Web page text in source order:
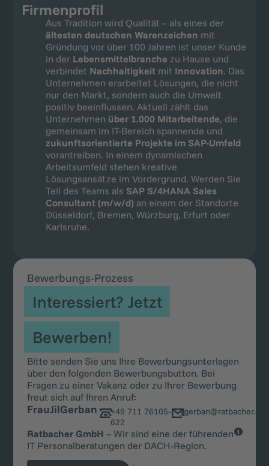
Firmenprofil
Aus Tradition wird Qualität – als eines der
ältesten deutschen Warenzeichen mit
Gründung vor über 100 Jahren ist unser Kunde
in der Lebensmittelbranche zu Hause und
verbindet Nachhaltigkeit mit Innovation. Das
Unternehmen erarbeitet Lösungen, die nicht
nur den Markt, sondern auch die Umwelt
positiv beeinflussen. Aktuell zählt das
Unternehmen über 1.000 Mitarbeitende, die
gemeinsam im IT-Bereich spannende und
zukunftsorientierte Projekte im SAP-Umfeld
vorantreiben. In einem dynamischen
Arbeitsumfeld stehen kreative
Lösungsansätze im Vordergrund. Werden Sie
Teil des Teams als SAP S/4HANA Sales
Consultant (m/w/d) an einem der Standorte
Düsseldorf, Bremen, Würzburg, Erfurt oder
Karlsruhe.
Bewerbungs-Prozess
Interessiert? Jetzt
Bewerben!
Bitte senden Sie uns Ihre Bewerbungsunterlagen
über den folgenden Bewerbungsbutton. Bei
Fragen zu einer Vakanz oder zu Ihrer Bewerbung
freut sich auf Ihren Anruf:
FrauJilGerban
+49 711 76105-
622
Ratbacher GmbH – Wir sind eine der führenden
IT Personalberatungen der DACH-Region.